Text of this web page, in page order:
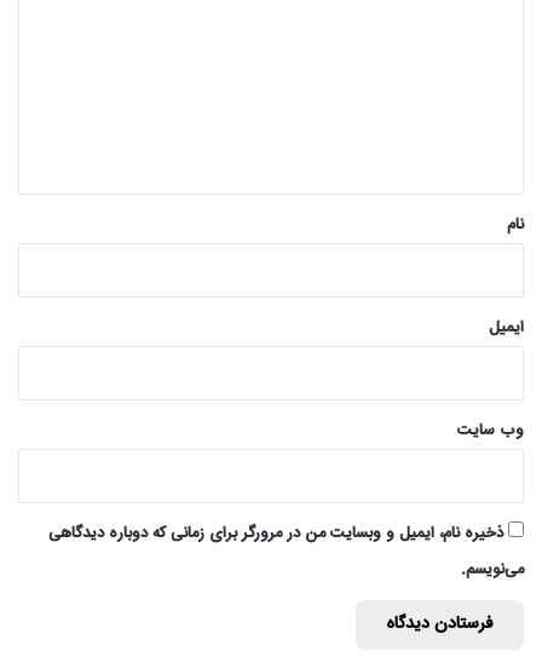
نام
ایمیل
وب‌ سایت
ذخیره نام، ایمیل و وبسایت من در مرورگر برای زمانی که دوباره دیدگاهی
می‌نویسم.